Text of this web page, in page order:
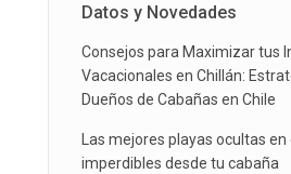
Datos y Novedades
Consejos para Maximizar tus
Vacacionales en Chillán:
Dueños de Cabañas en Chile
Las mejores playas ocultas
imperdibles desde tu cabaña